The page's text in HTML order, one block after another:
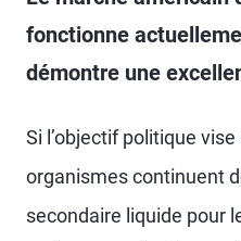
fonctionne
démontre une
Si l’objectif politique
organismes continuent
secondaire liquide pour